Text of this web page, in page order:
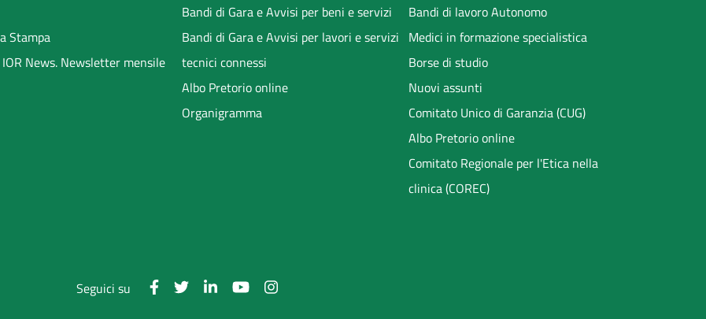
Stampa
News. Newsletter mensile
Bandi di Gara e Avvisi per beni e servizi
Bandi di Gara e Avvisi per lavori e servizi
tecnici connessi
Albo Pretorio online
Organigramma
Bandi di lavoro Autonomo
Medici in formazione specialistica
Borse di studio
Nuovi assunti
Comitato Unico di Garanzia (CUG)
Albo Pretorio online
Comitato Regionale per l'Etica nella
clinica (COREC)
Seguici su